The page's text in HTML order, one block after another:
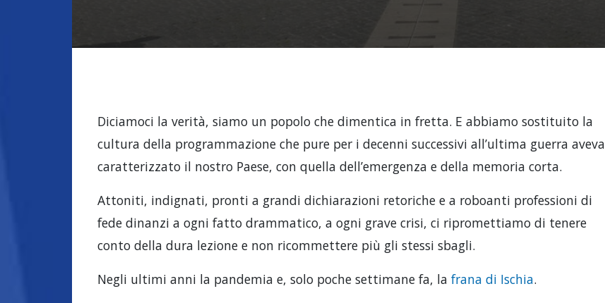
Diciamoci la verità, siamo un popolo che dimentica in fretta. E abbiamo sostituito la
cultura della programmazione che pure per i decenni successivi all’ultima guerra aveva
caratterizzato il nostro Paese, con quella dell’emergenza e della memoria corta.
Attoniti, indignati, pronti a grandi dichiarazioni retoriche e a roboanti professioni di
fede dinanzi a ogni fatto drammatico, a ogni grave crisi, ci ripromettiamo di tenere
conto della dura lezione e non ricommettere più gli stessi sbagli.
Negli ultimi anni la pandemia e, solo poche settimane fa, la frana di Ischia.